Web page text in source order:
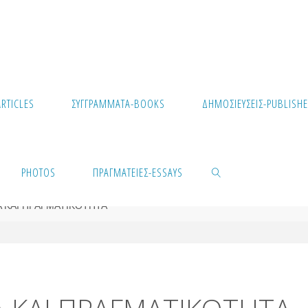
ΣΥΓΓΡΆΜΜΑΤΑ-BOOKS ΔΗΜΟΣΙΕΎΣΕΙΣ-
PHOTOS ΠΡΑΓΜΑΤΕΊΕΣ-ESSAYS
ΚΑΙ ΠΡΑΓΜΑΤΙΚΟΤΗΤΑ